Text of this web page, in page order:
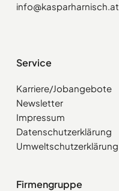
info@kasparharnisch.at
Service
Karriere/Jobangebote
Newsletter
Impressum
Datenschutzerklärung
Umweltschutzerklärung
Firmengruppe